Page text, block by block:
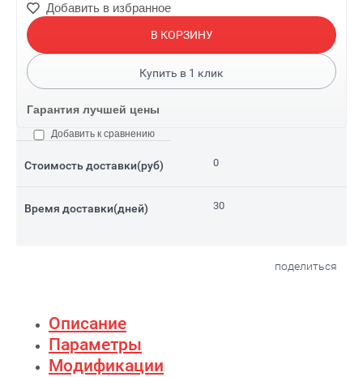
Добавить в избранное
В КОРЗИНУ
Купить в 1 клик
Гарантия лучшей цены
Стоимость доставки(руб) 0
Время доставки(дней) 30
Добавить к сравнению
поделиться
Описание
Параметры
Модификации